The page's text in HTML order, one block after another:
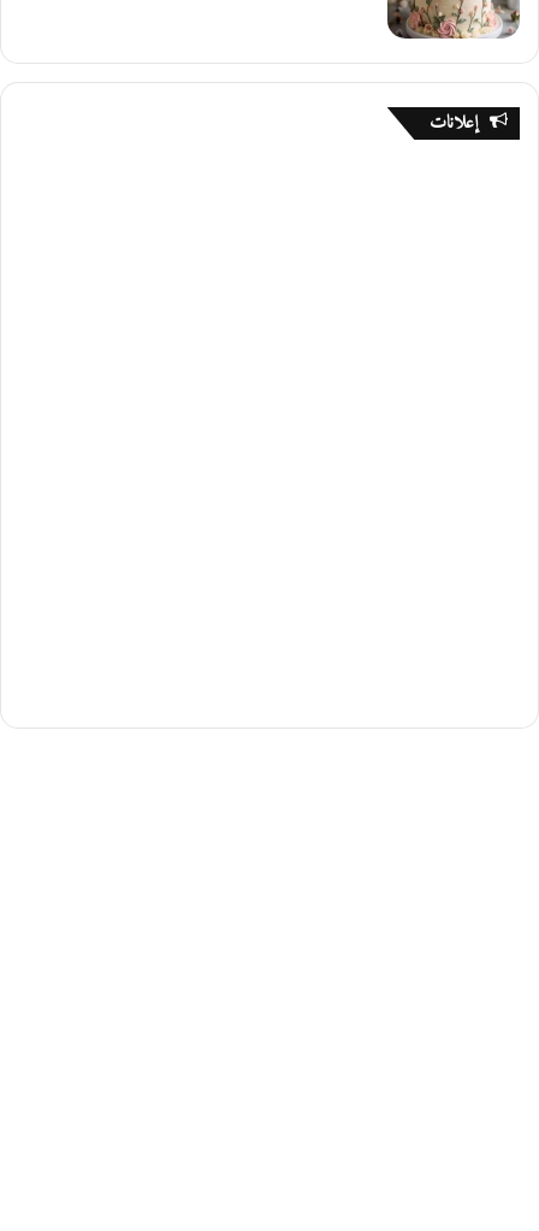
إعلانات